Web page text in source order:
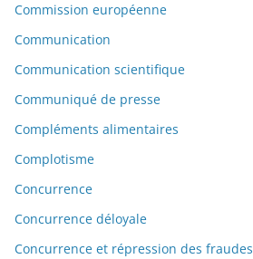
Commission européenne
Communication
Communication scientifique
Communiqué de presse
Compléments alimentaires
Complotisme
Concurrence
Concurrence déloyale
Concurrence et répression des fraudes